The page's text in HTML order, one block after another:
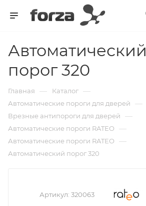
Автоматический
порог 320
Главная — Каталог —
Автоматические пороги для дверей —
Врезные антипороги для дверей —
Автоматические пороги RATEO —
Автоматические пороги RATEO —
Автоматический порог 320
Артикул: 320063